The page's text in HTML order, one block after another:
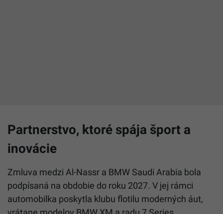
Partnerstvo, ktoré spája šport a
inovácie
Zmluva medzi Al-Nassr a BMW Saudi Arabia bola
podpísaná na obdobie do roku 2027. V jej rámci
automobilka poskytla klubu flotilu moderných áut,